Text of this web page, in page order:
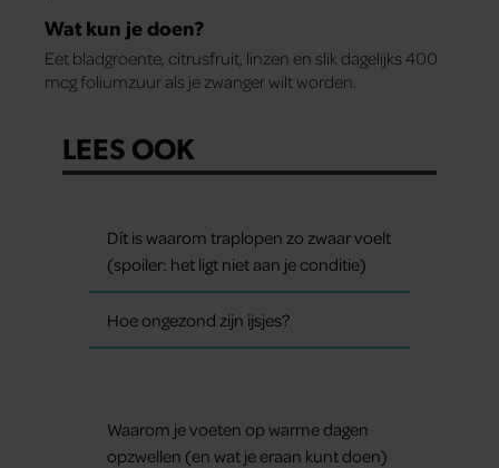
Wat kun je doen?
Eet bladgroente, citrusfruit, linzen en slik dagelijks 400
mcg foliumzuur als je zwanger wilt worden.
LEES OOK
Dít is waarom traplopen zo zwaar voelt
(spoiler: het ligt niet aan je conditie)
Hoe ongezond zijn ijsjes?
Waarom je voeten op warme dagen
opzwellen (en wat je eraan kunt doen)